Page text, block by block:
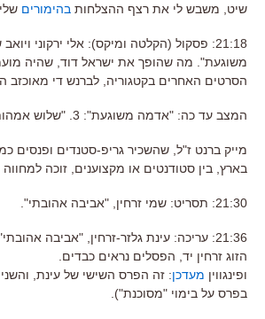
שיט, משבש לי את רצף ההצלחות בהימורים
21:18: פסקול (הקלטה ומיקס): אלי ירקוני
משוגעת". מה שהופך את ישראל דוד, שהיה
הסרטים האחרים בקטגוריה, לברנש די מאוכזב
המצב עד כה: "אדמה משוגעת": 3. "שלוש אמהות": 2.
מייק ברנט ז"ל, שהשכיר גריפ-סטנדים ופנסים
בארץ, בין סטודנטים או מקצוענים, זוכה
21:30: תסריט: שמי זרחין, "אביבה אהובתי".
21:36: עריכה: עינת גלזר-זרחין, "אביבה
הזוג זרחין יד, הפסלים נראים כבדים.
ופינגווין מעדכן: זה הפרס השישי של עינת,
בפרס על בימוי "מסוכנת").